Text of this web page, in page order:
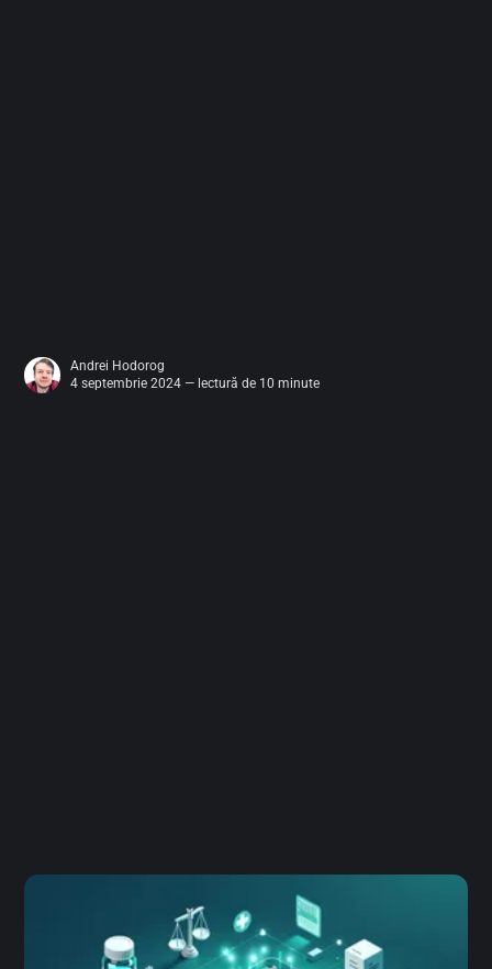
Andrei Hodorog
4 septembrie 2024 — lectură de 10 minute